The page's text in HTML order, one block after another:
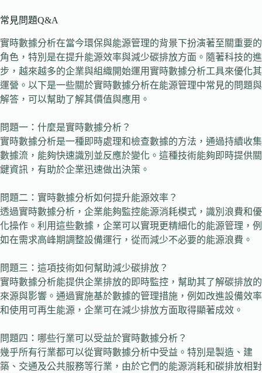
常見問題Q&A
實時數據分析在當今環保與能源管理的背景下扮演著至關重要的
角色，特別是在提升能源效率與減少碳排放方面。隨著科技的進
步，越來越多的企業與組織開始運用實時數據分析工具來優化其
運營。以下是一些關於實時數據分析在能源管理中常見的問題與
解答，可以幫助了解其價值與應用。
問題一：什麼是實時數據分析？
實時數據分析是一種即時處理和檢查數據的方法，通過持續收集
數據流，能夠快速識別並反應於變化。這種技術能夠即時提供關
鍵資訊，有助於企業迅速做出決策。
問題二：實時數據分析如何提升能源效率？
透過實時數據分析，企業能夠監控能源消耗模式，識別浪費和優
化操作。利用這些數據，企業可以實現更精細化的能源管理，例
如在需求高峰期調整設備運行，從而減少不必要的能源浪費。
問題三：這項技術如何幫助減少碳排放？
實時數據分析能提供企業排放的即時監控，幫助其了解碳排放的
來源與影響。通過實施基於數據的管理措施，例如改進設備效率
和使用可再生能源，企業可在減少排放方面取得顯著成效。
問題四：哪些行業可以受益於實時數據分析？
幾乎所有行業都可以從實時數據分析中受益。特別是製造、建
築、交通及公共服務等行業，由於它們的能源消耗和碳排放相對